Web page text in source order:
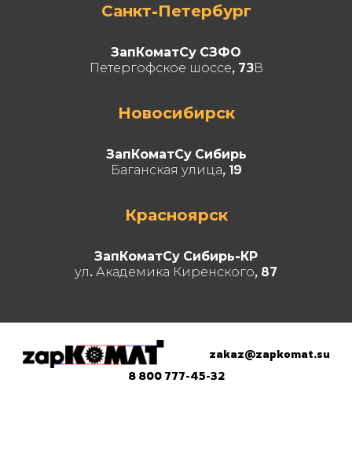
Санкт-Петербург
ЗапКоматСу СЗФО
Петергофское шоссе, 73В
Новосибирск
ЗапКоматСу Сибирь
Баганская улица, 19
Красноярск
ЗапКоматСу Сибирь-КР
ул. Академика Киренского, 87
zakaz@zapkomat.su
8 800 777-45-32